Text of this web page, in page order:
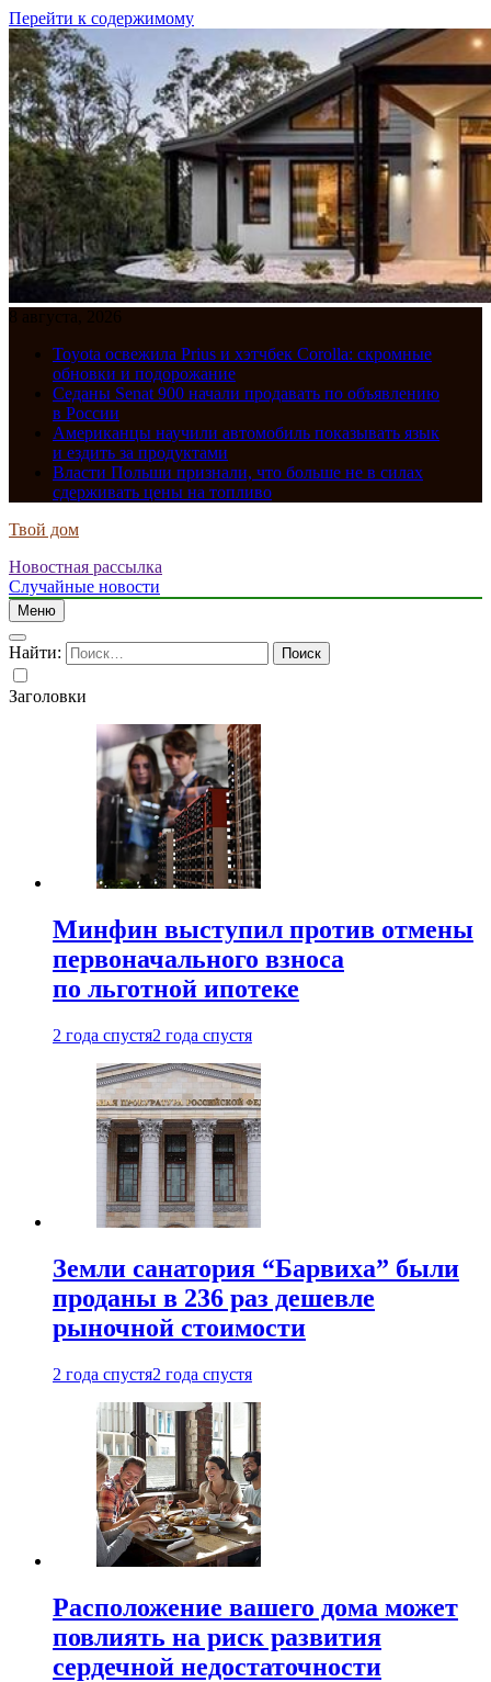
Перейти к содержимому
8 августа, 2026
Toyota освежила Prius и хэтчбек Corolla: скромные
обновки и подорожание
Седаны Senat 900 начали продавать по объявлению
в России
Американцы научили автомобиль показывать язык
и ездить за продуктами
Власти Польши признали, что больше не в силах
сдерживать цены на топливо
Твой дом
Новостная рассылка
Случайные новости
Меню
Найти:
Заголовки
Минфин выступил против отмены
первоначального взноса
по льготной ипотеке
2 года спустя2 года спустя
Земли санатория “Барвиха” были
проданы в 236 раз дешевле
рыночной стоимости
2 года спустя2 года спустя
Расположение вашего дома может
повлиять на риск развития
сердечной недостаточности